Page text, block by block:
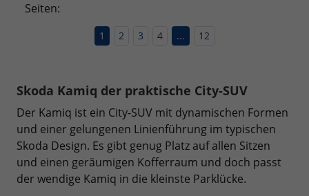
Seiten:
1 2 3 4 ... 12
Skoda Kamiq der praktische City-SUV
Der Kamiq ist ein City-SUV mit dynamischen Formen
und einer gelungenen Linienführung im typischen
Skoda Design. Es gibt genug Platz auf allen Sitzen
und einen geräumigen Kofferraum und doch passt
der wendige Kamiq in die kleinste Parklücke.